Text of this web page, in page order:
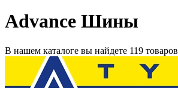
Advance Шины
В нашем каталоге вы найдете 119 товаров